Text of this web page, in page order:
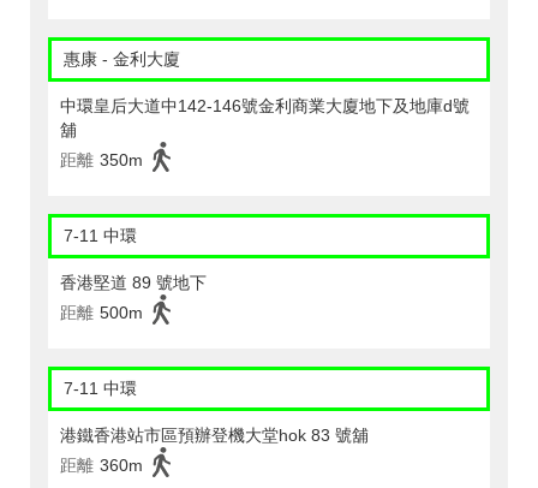
惠康 - 金利大廈
中環皇后大道中142-146號金利商業大廈地下及地庫d號
舖
距離 350m
7-11 中環
香港堅道 89 號地下
距離 500m
7-11 中環
港鐵香港站市區預辦登機大堂hok 83 號舖
距離 360m